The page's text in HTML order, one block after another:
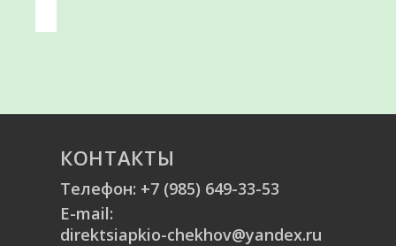
КОНТАКТЫ
Телефон: +7 (985) 649-33-53
E-mail:
direktsiapkio-chekhov@yandex.ru